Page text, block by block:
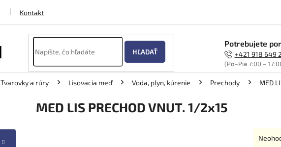
Kontakt
HĽADAŤ
Potrebujete
+421 918 649
(Po–Pia 7:00 –
Tvarovky a rúry Lisovacia meď Voda, plyn, kúrenie Prechody MED
MED LIS PRECHOD VNUT. 1/2x15